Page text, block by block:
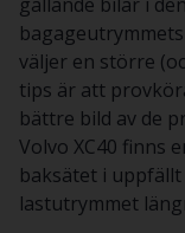
väljer en större
tips är att
bättre bild av de
Volvo XC40 finns
baksätet i
lastutrymmet